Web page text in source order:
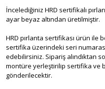
İncelediğiniz HRD sertifikalı
ayar beyaz altından üretilmiştir.
HRD pırlanta sertifikası ürün ile
sertifika üzerindeki seri
edebilirsiniz. Sipariş alındıktan
montüre yerleştirilip sertifika ve
gönderilecektir.